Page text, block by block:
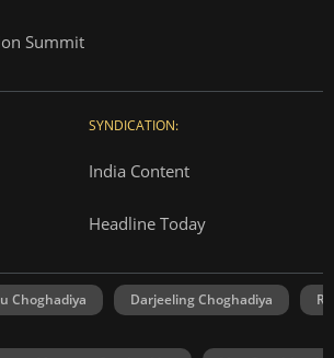
Summit
SYNDICATION:
India Content
Headline Today
Choghadiya Darjeeling Choghadiya